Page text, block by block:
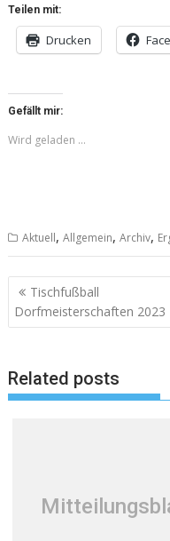
Teilen mit:
Drucken
Gefällt mir:
Wird geladen …
Aktuell,Allgemein,Archiv,
Tischfußball
Dorfmeisterschaften 2023
Related posts